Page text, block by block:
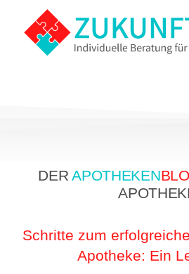
DERAPOTHEKEN
Schritte zum
Apotheke: Ein